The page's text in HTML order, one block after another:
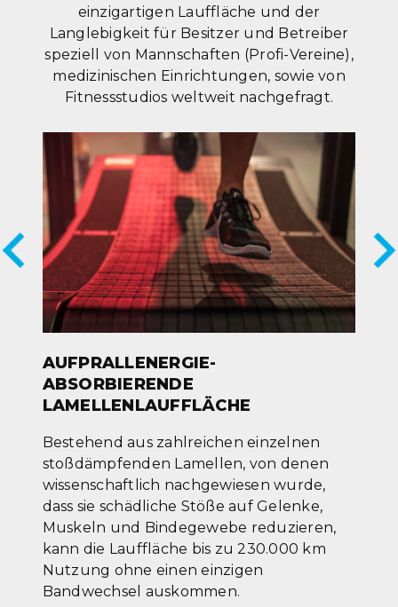
einzigartigen Lauffläche und der
Langlebigkeit für Besitzer und Betreiber
speziell von Mannschaften (Profi-Vereine),
medizinischen Einrichtungen, sowie von
Fitnessstudios weltweit nachgefragt.
AUFPRALLENERGIE-
ABSORBIERENDE
LAMELLENLAUFFLÄCHE
Bestehend aus zahlreichen einzelnen
stoßdämpfenden Lamellen, von denen
wissenschaftlich nachgewiesen wurde,
dass sie schädliche Stöße auf Gelenke,
Muskeln und Bindegewebe reduzieren,
kann die Lauffläche bis zu 230.000 km
Nutzung ohne einen einzigen
Bandwechsel auskommen.